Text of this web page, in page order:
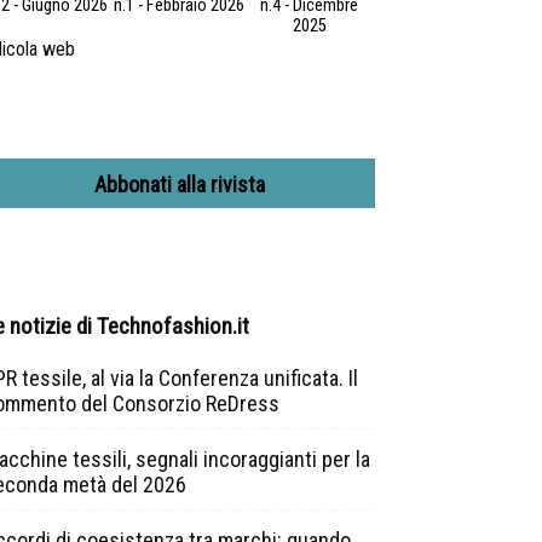
- Giugno 2026 n.1 - Febbraio 2026
n.4 - Dicembre
2025
web
Abbonati alla rivista
notizie di Technofashion.it
tessile, al via la Conferenza unificata. Il
del Consorzio ReDress
tessili, segnali incoraggianti per la
metà del 2026